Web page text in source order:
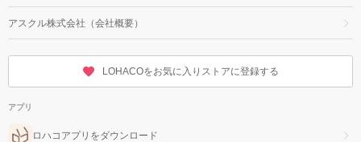
アスクル株式会社（会社概要）
LOHACOをお気に入りストアに登録する
アプリ
ロハコアプリをダウンロード